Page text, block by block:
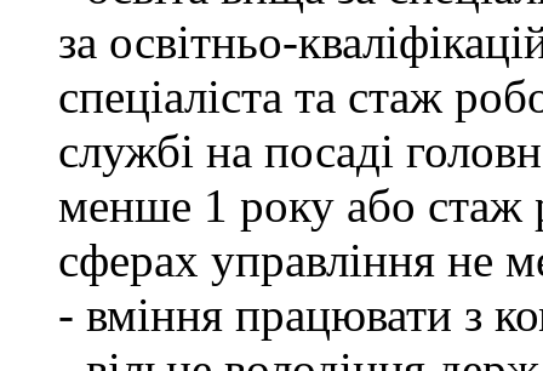
за освітньо-
спеціаліста та стаж
службі на посаді
менше 1 року або стаж
сферах управління не
- вміння працювати з